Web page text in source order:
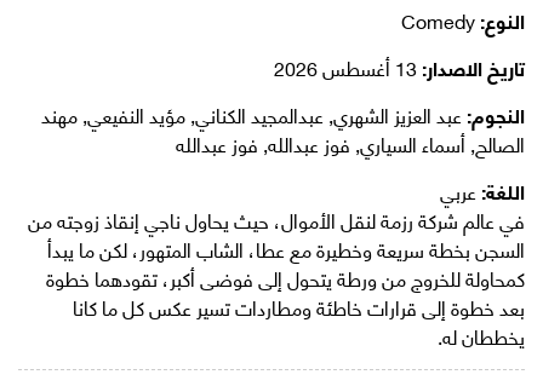
النوع:
تاريخ الاصدار:
النجوم:عبد العزيز الشهري, عبدالمجيد الكناني, مؤيد النفيعي, مهند
الصالح, أسماء السياري, فوز عبدالله, فوز عبدالله
اللغة:عربي
في عالم شركة رزمة لنقل الأموال، حيث يحاول ناجي إنقاذ زوجته من
السجن بخطة سريعة وخطيرة مع عطا، الشاب المتهور، لكن ما يبدأ
كمحاولة للخروج من ورطة يتحول إلى فوضى أكبر، تقودهما خطوة
بعد خطوة إلى قرارات خاطئة ومطاردات تسير عكس كل ما كانا
يخططان له.